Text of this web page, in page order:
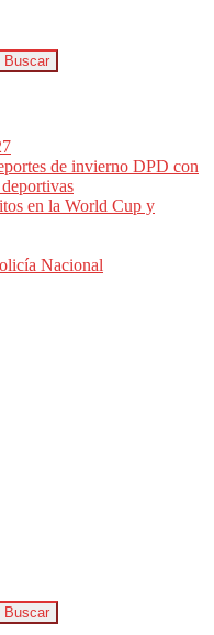
de invierno DPD con
en la World Cup y
Nacional